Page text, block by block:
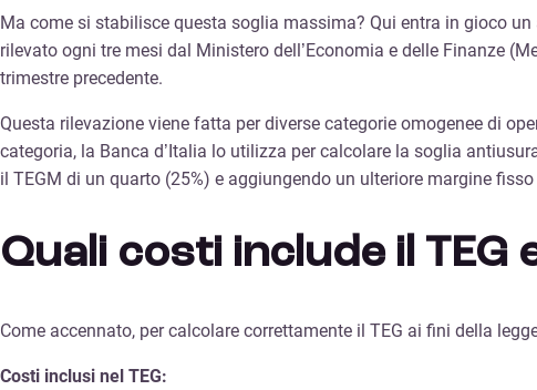
Ma come si stabilisce questa soglia massima? Qui entra in gioco
rilevato ogni tre mesi dal Ministero dell’Economia e delle Finanze
trimestre precedente.
Questa rilevazione viene fatta per diverse categorie omogenee di
categoria, la Banca d’Italia lo utilizza per calcolare la soglia
il TEGM di un quarto (25%) e aggiungendo un ulteriore margine
Quali costi include il TEG
Come accennato, per calcolare correttamente il TEG ai fini della
Costi inclusi nel TEG: